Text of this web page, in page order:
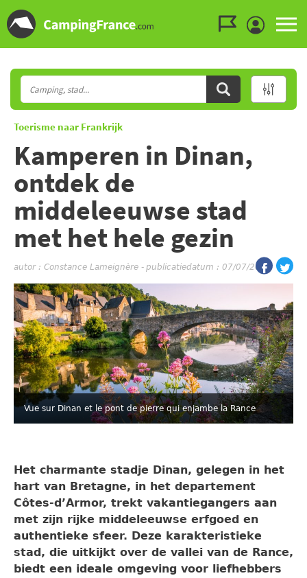
Toerisme naar Frankrijk
Kamperen in Dinan,
ontdek de
middeleeuwse stad
met het hele gezin
autor : Constance Lameignère - publicatiedatum : 07/07/2026
Vue sur Dinan et le pont de pierre qui enjambe la Rance
Het charmante stadje Dinan, gelegen in het
hart van Bretagne, in het departement
Côtes-d’Armor, trekt vakantiegangers aan
met zijn rijke middeleeuwse erfgoed en
authentieke sfeer. Deze karakteristieke
stad, die uitkijkt over de vallei van de Rance,
biedt een ideale omgeving voor liefhebbers